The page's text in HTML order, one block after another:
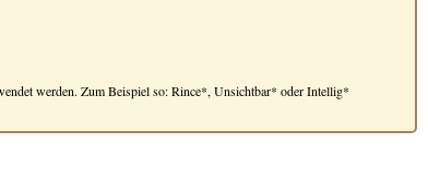
werden. Zum Beispiel so: Rince*, Unsichtbar* oder Intellig*